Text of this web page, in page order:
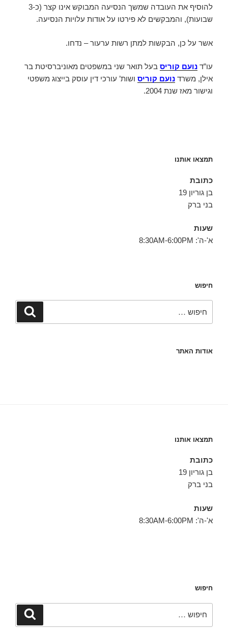
להוסיף את העובדה שמשך הנסיעה המבוקש אינו קצר (כ-3
שבועות), והמבקשים לא פירטו על אודות עלויות הנסיעה.
אשר על כן, הבקשות למתן רשות ערעור – נדחו.
עו”ד נועם קוריס בעל תואר שני במשפטים מאוניברסיטת בר
אילן, משרד נועם קוריס ושות’ עורכי דין עוסק בייצוג משפטי
וגישור מאז שנת 2004.
תמצאו אותנו
כתובת
בן גוריון 19
בני ברק
שעות
א'-ה': 8:30AM-6:00PM
חיפוש
חיפוש
אודות האתר
תמצאו אותנו
כתובת
בן גוריון 19
בני ברק
שעות
א'-ה': 8:30AM-6:00PM
חיפוש
חיפוש